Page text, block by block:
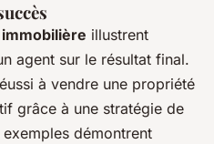
illustrent
agent sur le résultat final.
à vendre une propriété
grâce à une stratégie de
démontrent